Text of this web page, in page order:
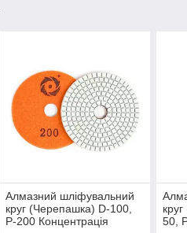
Алмазний шліфувальний
круг (Черепашка) D-100,
Р-200 Концентрація
50,